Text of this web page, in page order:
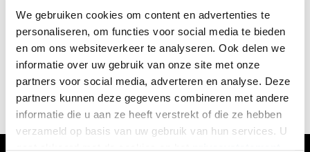
We gebruiken cookies om content en advertenties te
personaliseren, om functies voor social media te bieden
en om ons websiteverkeer te analyseren. Ook delen we
informatie over uw gebruik van onze site met onze
partners voor social media, adverteren en analyse. Deze
partners kunnen deze gegevens combineren met andere
informatie die u aan ze heeft verstrekt of die ze hebben
verzameld op basis van uw gebruik van hun services. U
het Mui­der­slot
Drama! Op dit schilderij uit de collectie van het Muiderslot is
de slotscène van Lucelle te zien – een toneelstuk geschreven
door Gerbrand Adriaenszoon Bredero. Net zoals Romeo en Julia
zijn de hoofdrolspelers Lucelle en Ascagnes ‘star-crossed
lovers’. Naast de afgebeelde scène, valt de kleur van de kleding
op. De rode broek, het goud-gele jak, de roze cape…